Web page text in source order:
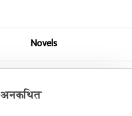
Novels
अनकथित